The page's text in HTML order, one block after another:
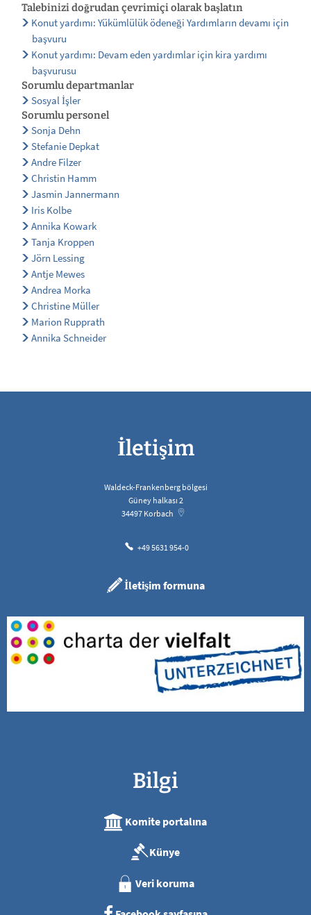
Talebinizi doğrudan çevrimiçi olarak başlatın
Konut yardımı: Yükümlülük ödeneği Yardımların devamı için
başvuru
Konut yardımı: Devam eden yardımlar için kira yardımı
başvurusu
Sorumlu departmanlar
Sosyal İşler
Sorumlu personel
Sonja Dehn
Stefanie Depkat
Andre Filzer
Christin Hamm
Jasmin Jannermann
Iris Kolbe
Annika Kowark
Tanja Kroppen
Jörn Lessing
Antje Mewes
Andrea Morka
Christine Müller
Marion Rupprath
Annika Schneider
İletişim
Waldeck-Frankenberg bölgesi
Güney halkası 2
34497 Korbach
+49 5631 954-0
İletişim formuna
Bilgi
Komite portalına
Künye
Veri koruma